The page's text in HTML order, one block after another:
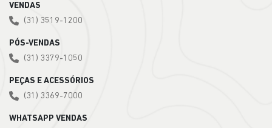
VENDAS
(31) 3519-1200
PÓS-VENDAS
(31) 3379-1050
PEÇAS E ACESSÓRIOS
(31) 3369-7000
WHATSAPP VENDAS